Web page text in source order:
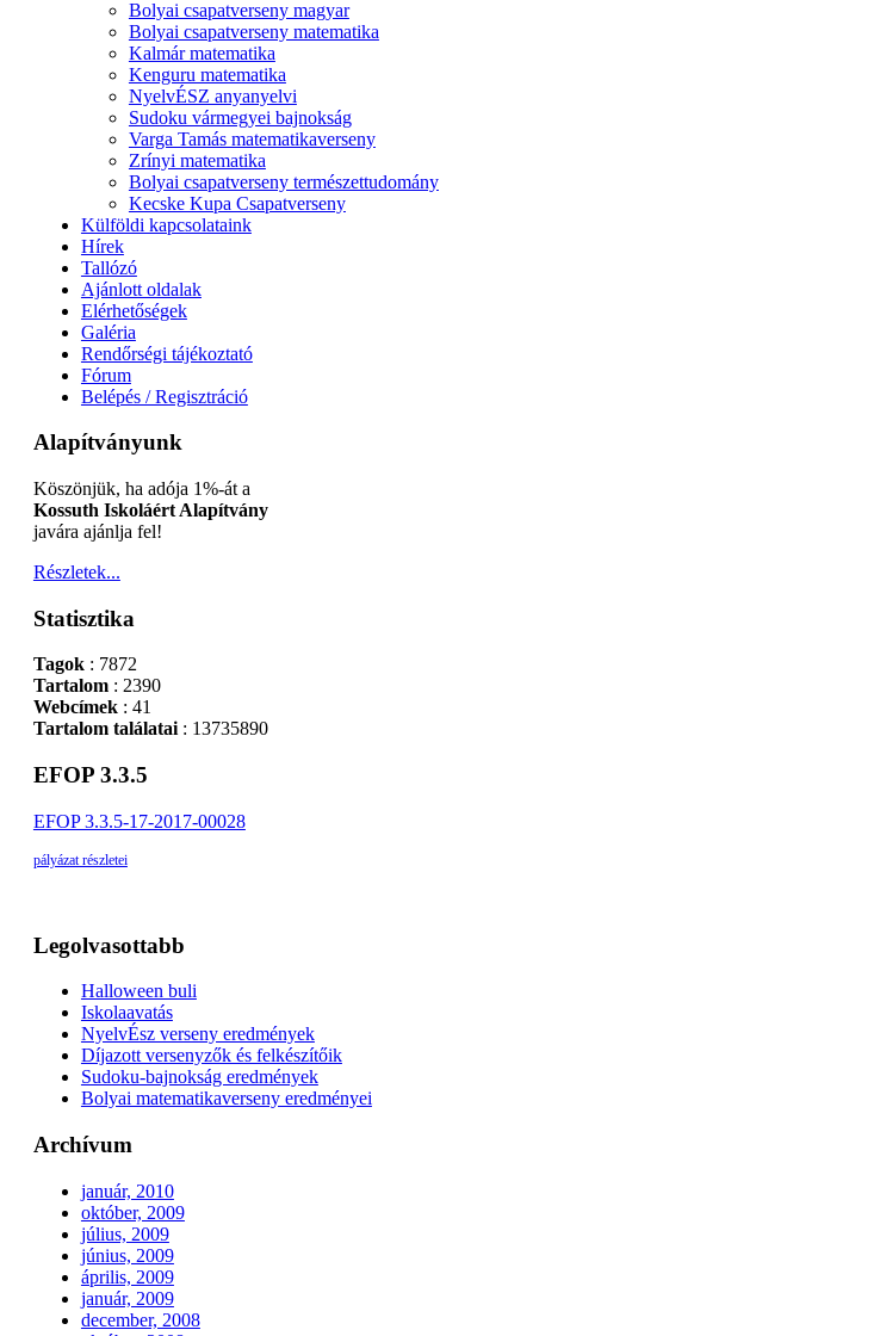
Bolyai csapatverseny magyar
Bolyai csapatverseny matematika
Kalmár matematika
Kenguru matematika
NyelvÉSZ anyanyelvi
Sudoku vármegyei bajnokság
Varga Tamás matematikaverseny
Zrínyi matematika
Bolyai csapatverseny természettudomány
Kecske Kupa Csapatverseny
Külföldi kapcsolataink
Hírek
Tallózó
Ajánlott oldalak
Elérhetőségek
Galéria
Rendőrségi tájékoztató
Fórum
Belépés / Regisztráció
Alapítványunk
Köszönjük, ha adója 1%-át a
Kossuth Iskoláért Alapítvány
javára ajánlja fel!
Részletek...
Statisztika
Tagok: 7872
Tartalom: 2390
Webcímek: 41
Tartalom találatai: 13735890
EFOP 3.3.5
EFOP 3.3.5-17-2017-00028
pályázat részletei
Legolvasottabb
Halloween buli
Iskolaavatás
NyelvÉsz verseny eredmények
Díjazott versenyzők és felkészítőik
Sudoku-bajnokság eredmények
Bolyai matematikaverseny eredményei
Archívum
január, 2010
október, 2009
július, 2009
június, 2009
április, 2009
január, 2009
december, 2008